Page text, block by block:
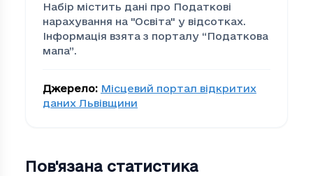
Набір містить дані про Податкові
нарахування на "Освiта" у відсотках.
Інформація взята з порталу “Податкова
мапа”.
Джерело: Місцевий портал відкритих
даних Львівщини
Пов'язана статистика